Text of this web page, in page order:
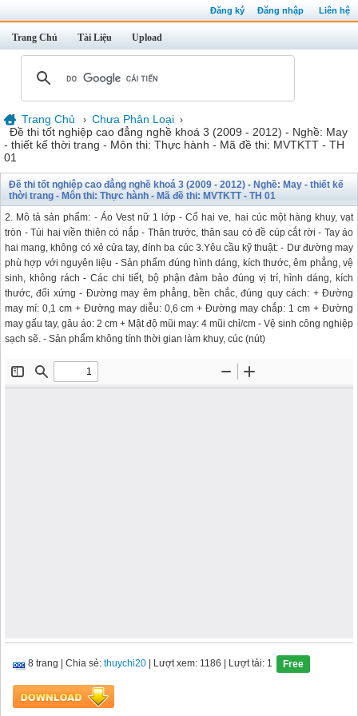
Đăng ký Đăng nhập Liên hệ
Trang Chủ Tài Liệu Upload
Trang Chủ › Chưa Phân Loại ›
Đề thi tốt nghiệp cao đẳng nghề khoá 3 (2009 - 2012) - Nghề: May
- thiết kế thời trang - Môn thi: Thực hành - Mã đề thi: MVTKTT - TH
01
Đề thi tốt nghiệp cao đẳng nghề khoá 3 (2009 - 2012) - Nghề: May - thiết kế
thời trang - Môn thi: Thực hành - Mã đề thi: MVTKTT - TH 01
2. Mô tả sản phẩm: - Áo Vest nữ 1 lớp - Cổ hai ve, hai cúc một hàng khuy, vạt
tròn - Túi hai viền thiên có nắp - Thân trước, thân sau có đề cúp cắt rời - Tay áo
hai mang, không có xẻ cửa tay, đính ba cúc 3.Yêu cầu kỹ thuật: - Dư đường may
phù hợp với nguyên liệu - Sản phẩm đúng hình dáng, kích thước, êm phẳng, vệ
sinh, không rách - Các chi tiết, bộ phận đảm bảo đúng vị trí, hình dáng, kích
thước, đối xứng - Đường may êm phẳng, bền chắc, đúng quy cách: + Đường
may mí: 0,1 cm + Đường may diễu: 0,6 cm + Đường may chắp: 1 cm + Đường
may gấu tay, gâu áo: 2 cm + Mật độ mũi may: 4 mũi chỉ/cm - Vệ sinh công nghiệp
sạch sẽ. - Sản phẩm không tính thời gian làm khuy, cúc (nút)
8 trang Chia sẻ: thuychi20 | Lượt xem: 1186 | Lượt tải: 1 Free